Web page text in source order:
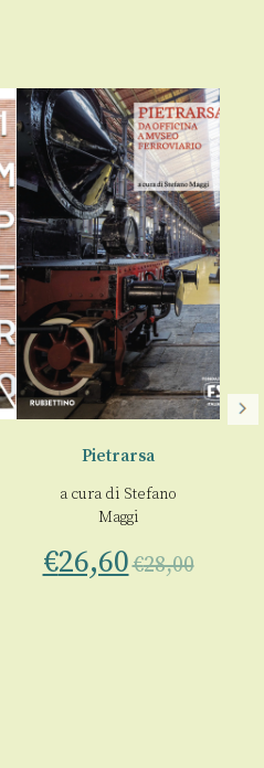
Pietrarsa
a cura di Stefano
Maggi
€26,60€28,00